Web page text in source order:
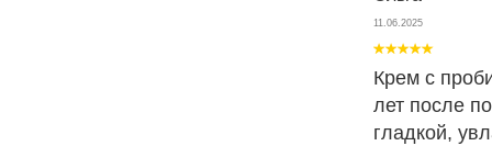
11.06.2025
Крем с
лет после
гладкой,